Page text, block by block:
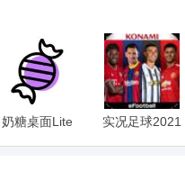
奶糖桌面Lite 实况足球2021